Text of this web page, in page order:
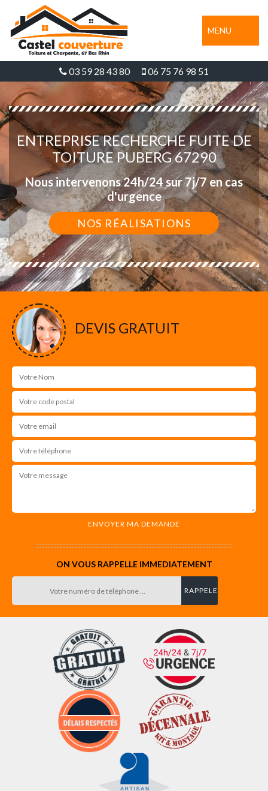
MENU
03 59 28 43 80 06 75 76 98 51
ENTREPRISE RECHERCHE FUITE DE
TOITURE PUBERG 67290
Nous intervenons 24h/24 sur 7j/7 en cas
d'urgence
NOS RÉALISATIONS
DEVIS GRATUIT
ON VOUS RAPPELLE IMMEDIATEMENT